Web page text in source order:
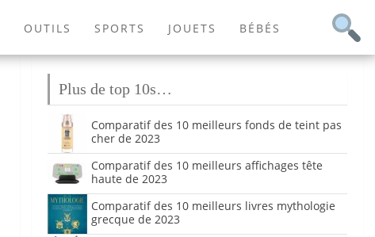
OUTILS SPORTS JOUETS BÉBÉS
Plus de top 10s…
Comparatif des 10 meilleurs fonds de teint pas
cher de 2023
Comparatif des 10 meilleurs affichages tête
haute de 2023
Comparatif des 10 meilleurs livres mythologie
grecque de 2023